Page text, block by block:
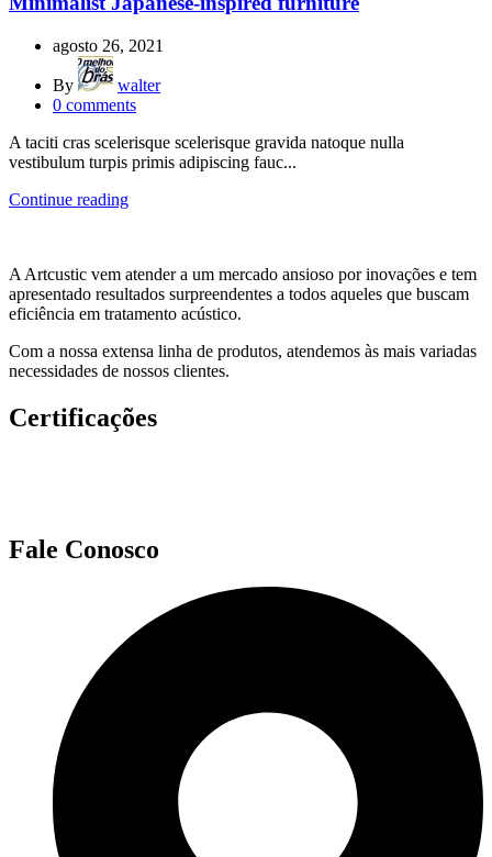
agosto 26, 2021
By
walter
0 comments
A taciti cras scelerisque scelerisque gravida natoque nulla
vestibulum turpis primis adipiscing fauc...
Continue reading
A Artcustic vem atender a um mercado ansioso por inovações e tem
apresentado resultados surpreendentes a todos aqueles que buscam
eficiência em tratamento acústico.
Com a nossa extensa linha de produtos, atendemos às mais variadas
necessidades de nossos clientes.
Certificações
Fale Conosco